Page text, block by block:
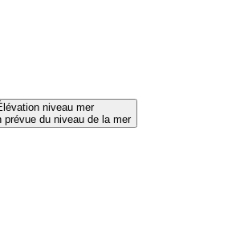
niveau mer
prévue du niveau de la mer